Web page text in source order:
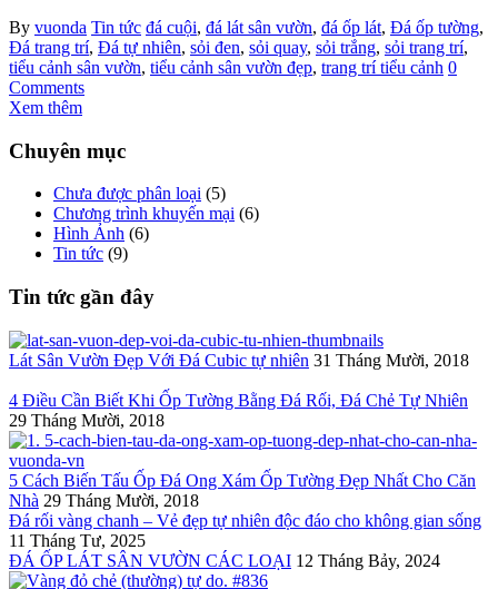
By vuonda Tin tức đá cuội, đá lát sân vườn, đá ốp lát, Đá ốp tường,
Đá trang trí, Đá tự nhiên, sỏi đen, sỏi quay, sỏi trắng, sỏi trang trí,
tiểu cảnh sân vườn, tiểu cảnh sân vườn đẹp, trang trí tiểu cảnh 0
Comments
Xem thêm
Chuyên mục
Chưa được phân loại (5)
Chương trình khuyến mại (6)
Hình Ảnh (6)
Tin tức (9)
Tin tức gần đây
Lát Sân Vườn Đẹp Với Đá Cubic tự nhiên 31 Tháng Mười, 2018
4 Điều Cần Biết Khi Ốp Tường Bằng Đá Rối, Đá Chẻ Tự Nhiên
29 Tháng Mười, 2018
5 Cách Biến Tấu Ốp Đá Ong Xám Ốp Tường Đẹp Nhất Cho Căn
Nhà 29 Tháng Mười, 2018
Đá rối vàng chanh – Vẻ đẹp tự nhiên độc đáo cho không gian sống
11 Tháng Tư, 2025
ĐÁ ỐP LÁT SÂN VƯỜN CÁC LOẠI 12 Tháng Bảy, 2024